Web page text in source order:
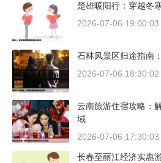
楚雄暖阳行：穿越冬
2026-07-06 19:00:03
石林风景区归途指南
2026-07-06 18:30:02
云南旅游住宿攻略：
域
2026-07-06 17:30:03
长春至丽江经济实惠